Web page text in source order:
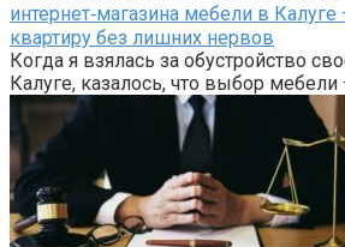
интернет‑магазина мебели в Калуге
квартиру без лишних нервов
Когда я взялась за обустройство
Калуге, казалось, что выбор мебели